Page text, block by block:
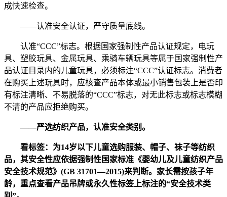
成快速检查。
——认准安全认证，严守质量底线。
认准“CCC”标志。根据国家强制性产品认证规定，电玩
具、塑胶玩具、金属玩具、乘骑车辆玩具等属于国家强制性产
品认证目录内的儿童玩具，必须标注“CCC”认证标志。消费者
在购买上述玩具时，应核查产品本体或最小销售包装上是否印
有标注清晰、不易脱落的“CCC”标志，对无此标志或标志模糊
不清的产品应拒绝购买。
——严选纺织产品，认准安全类别。
看标签：为14岁以下儿童选购服装、帽子、袜子等纺织
品，其安全性应依据强制性国家标准《婴幼儿及儿童纺织产品
安全技术规范》(GB 31701—2015)来判断。家长需按孩子年
龄，重点查看产品吊牌或永久性标签上标注的“安全技术类